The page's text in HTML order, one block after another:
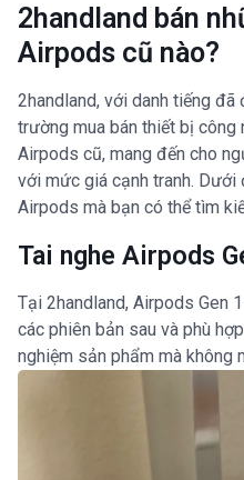
2handland bán
Airpods cũ nào?
2handland, với danh tiếng
trường mua bán thiết bị công
Airpods cũ, mang đến cho
với mức giá cạnh tranh. Dưới
Airpods mà bạn có thể tìm
Tai nghe Airpods
Tại 2handland, Airpods Gen
các phiên bản sau và phù
nghiệm sản phẩm mà không